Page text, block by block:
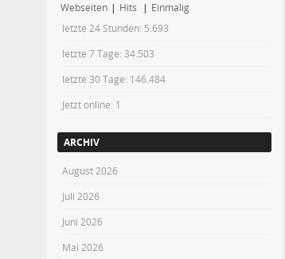
Webseiten | Hits | Einmalig
letzte 24 Stunden: 5.693
letzte 7 Tage: 34.503
letzte 30 Tage: 146.484
Jetzt online: 1
ARCHIV
August 2026
Juli 2026
Juni 2026
Mai 2026